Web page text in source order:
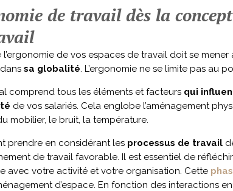
de travail dès la
de vos espaces de travail doit se mener
sa globalité. L’ergonomie ne se limite pas au
comprend tous les éléments et facteurs qui
de vos salariés. Cela englobe l’aménagement
mobilier, le bruit, la température.
prendre en considérant les processus de travail
de travail favorable. Il est essentiel de
avec votre activité et votre organisation. Cette
d’espace. En fonction des interactions